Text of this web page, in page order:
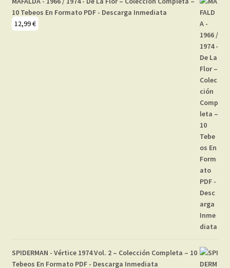
10 Tebeos En Formato PDF - Descarga Inmediata
12,99€
SPIDERMAN - Vértice 1974 Vol. 2 – Colección Completa – 10
Tebeos En Formato PDF - Descarga Inmediata